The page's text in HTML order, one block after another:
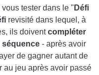
tester dans le " Défi
revisité dans lequel, à
ils doiventcompléter
séquence - après avoir
de gagner autant de
au jeu après avoir passé